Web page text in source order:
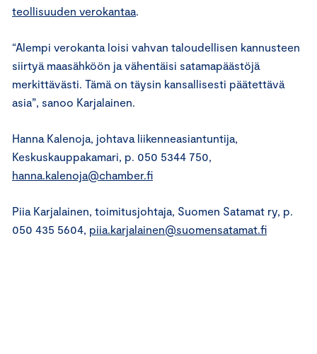
teollisuuden verokantaa.
“Alempi verokanta loisi vahvan taloudellisen kannusteen
siirtyä maasähköön ja vähentäisi satamapäästöjä
merkittävästi. Tämä on täysin kansallisesti päätettävä
asia”, sanoo Karjalainen.
Hanna Kalenoja, johtava liikenneasiantuntija,
Keskuskauppakamari, p. 050 5344 750,
hanna.kalenoja@chamber.fi
Piia Karjalainen, toimitusjohtaja, Suomen Satamat ry, p.
050 435 5604, piia.karjalainen@suomensatamat.fi